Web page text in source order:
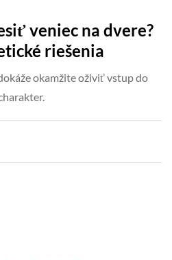
veniec na dvere?
riešenia
okamžite oživiť vstup do